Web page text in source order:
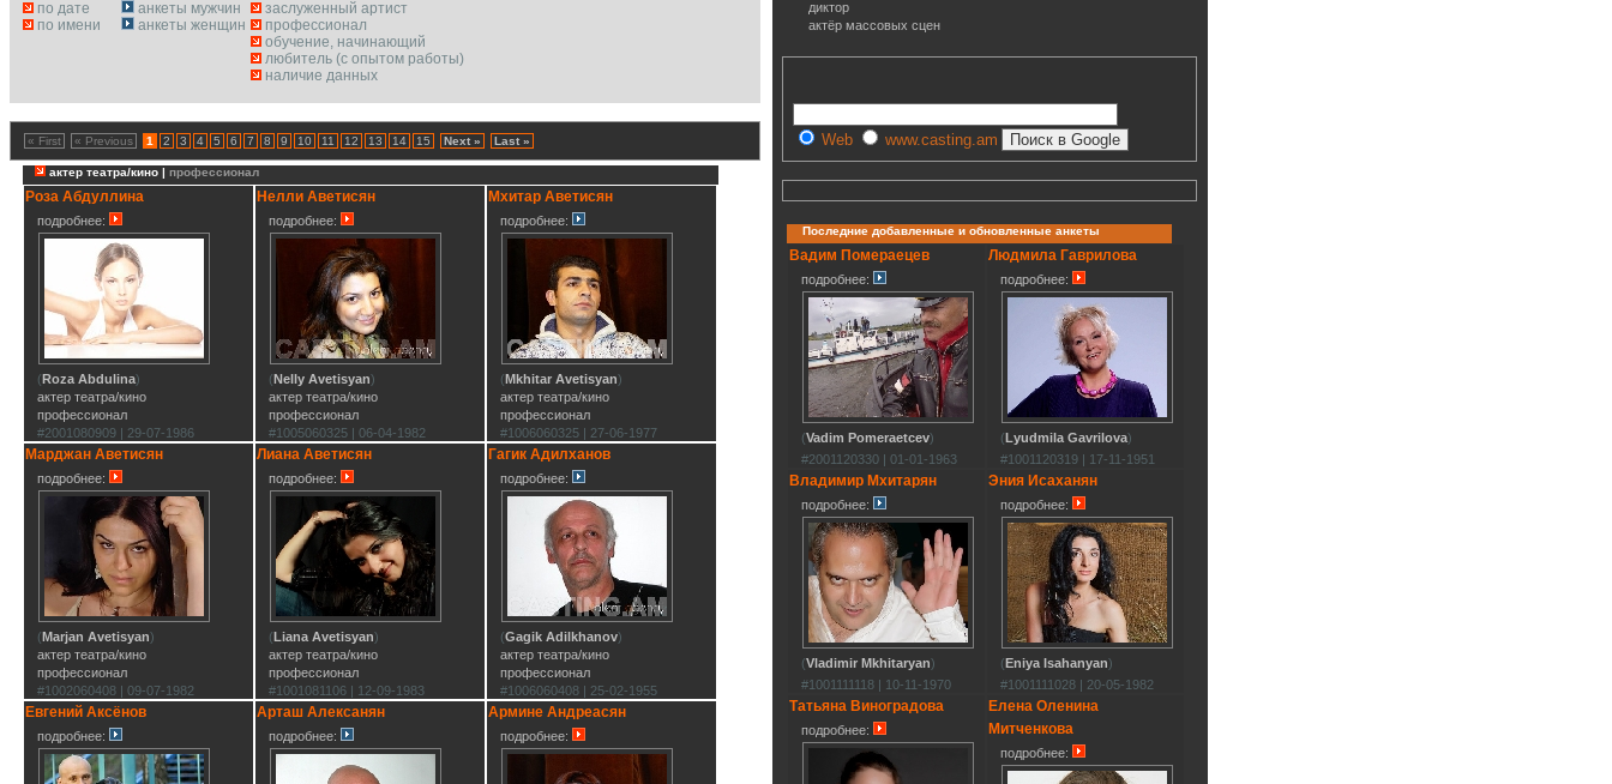
по дате
по имени
анкеты мужчин
анкеты женщин
заслуженный артист
профессионал
обучение, начинающий
любитель (с опытом работы)
наличие данных
« First « Previous 1 2 3 4 5 6 7 8 9 10 11 12 13 14 15 Next » Last »
актер театра/кино | профессионал
Роза Абдуллина
подробнее:
(Roza Abdulina)
актер театра/кино
профессионал
#2001080909 | 29-07-1986
Нелли Аветисян
подробнее:
(Nelly Avetisyan)
актер театра/кино
профессионал
#1005060325 | 06-04-1982
Мхитар Аветисян
подробнее:
(Mkhitar Avetisyan)
актер театра/кино
профессионал
#1006060325 | 27-06-1977
Марджан Аветисян
подробнее:
(Marjan Avetisyan)
актер театра/кино
профессионал
#1002060408 | 09-07-1982
Лиана Аветисян
подробнее:
(Liana Avetisyan)
актер театра/кино
профессионал
#1001081106 | 12-09-1983
Гагик Адилханов
подробнее:
(Gagik Adilkhanov)
актер театра/кино
профессионал
#1006060408 | 25-02-1955
Евгений Аксёнов
подробнее:
Арташ Алексанян
подробнее:
Армине Андреасян
подробнее:
диктор
актёр массовых сцен
Web www.casting.am
Последние добавленные и обновленные анкеты
Вадим Помераецев
подробнее:
(Vadim Pomeraetcev)
#2001120330 | 01-01-1963
Людмила Гаврилова
подробнее:
(Lyudmila Gavrilova)
#1001120319 | 17-11-1951
Владимир Мхитарян
подробнее:
(Vladimir Mkhitaryan)
#1001111118 | 10-11-1970
Эния Исаханян
подробнее:
(Eniya Isahanyan)
#1001111028 | 20-05-1982
Татьяна Виноградова
подробнее:
Елена Оленина
Митченкова
подробнее: